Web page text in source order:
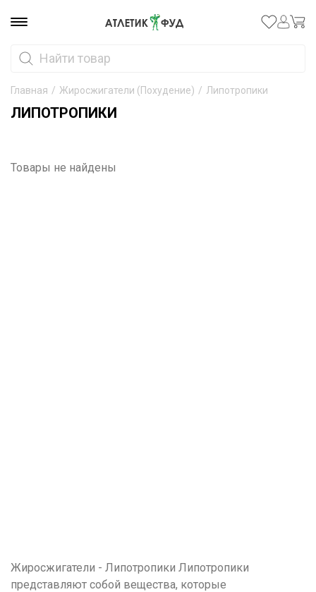
Главная / Жиросжигатели (Похудение) / Липотропики
ЛИПОТРОПИКИ
Товары не найдены
Жиросжигатели - Липотропики Липотропики
представляют собой вещества, которые